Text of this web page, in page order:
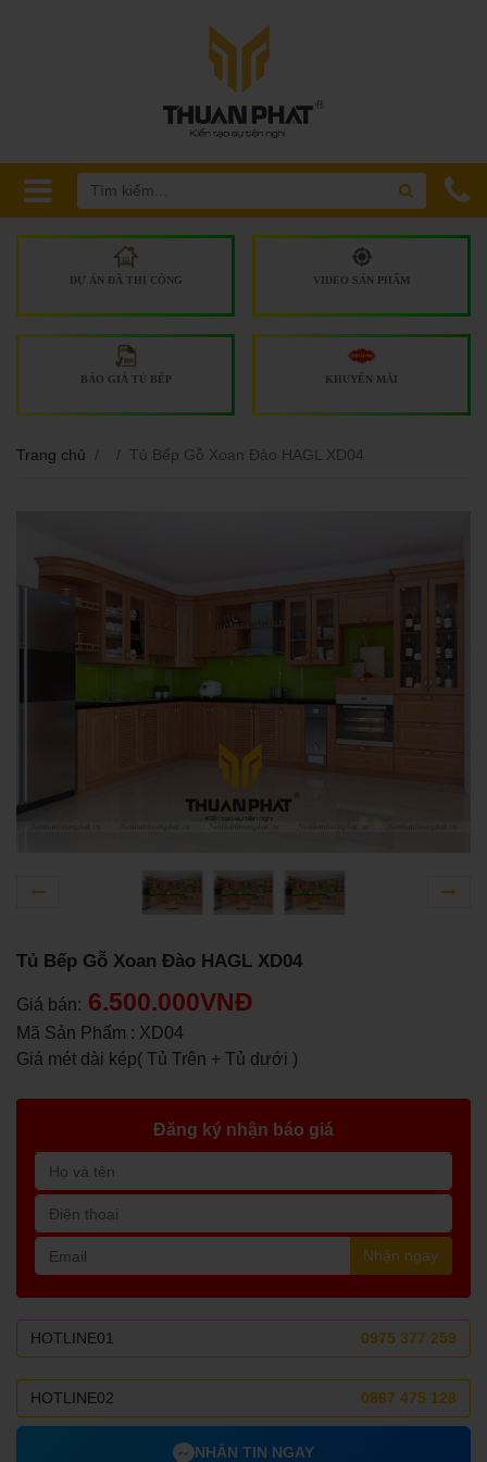
DỰ ÁN ĐÃ THI CÔNG VIDEO SẢN PHẨM
BÁO GIÁ TỦ BẾP KHUYẾN MÃI
Trang chủ Tủ Bếp Gỗ Xoan Đào HAGL XD04
Tủ Bếp Gỗ Xoan Đào HAGL XD04
Giá bán: 6.500.000VNĐ
Mã Sản Phẩm : XD04
Giá mét dài kép( Tủ Trên + Tủ dưới )
Đăng ký nhận báo giá
Nhận ngay
HOTLINE01 0975 377 259
HOTLINE02 0867 475 128
NHẮN TIN NGAY